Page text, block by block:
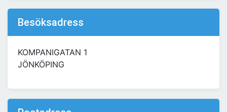
Besöksadress
KOMPANIGATAN 1
JÖNKÖPING